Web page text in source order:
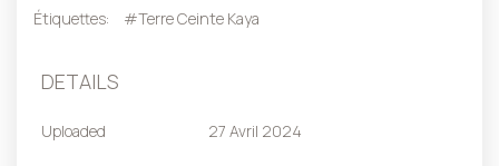
Étiquettes:
#Terre Ceinte Kaya
DETAILS
Uploaded 27 Avril 2024